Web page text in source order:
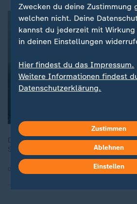
Die Wettervorhersage aus den 19-Uhr-
Samstag.
06.08.2026 | 1:17 min
Zwecken du deine Zustimmung
welchen nicht. Deine
kannst du jederzeit mit
in deinen Einstellungen
Hier findest du das Impressum.
Weitere Informationen findest
Datenschutzerklärung.
Zustimmen
Ablehnen
Einstellen